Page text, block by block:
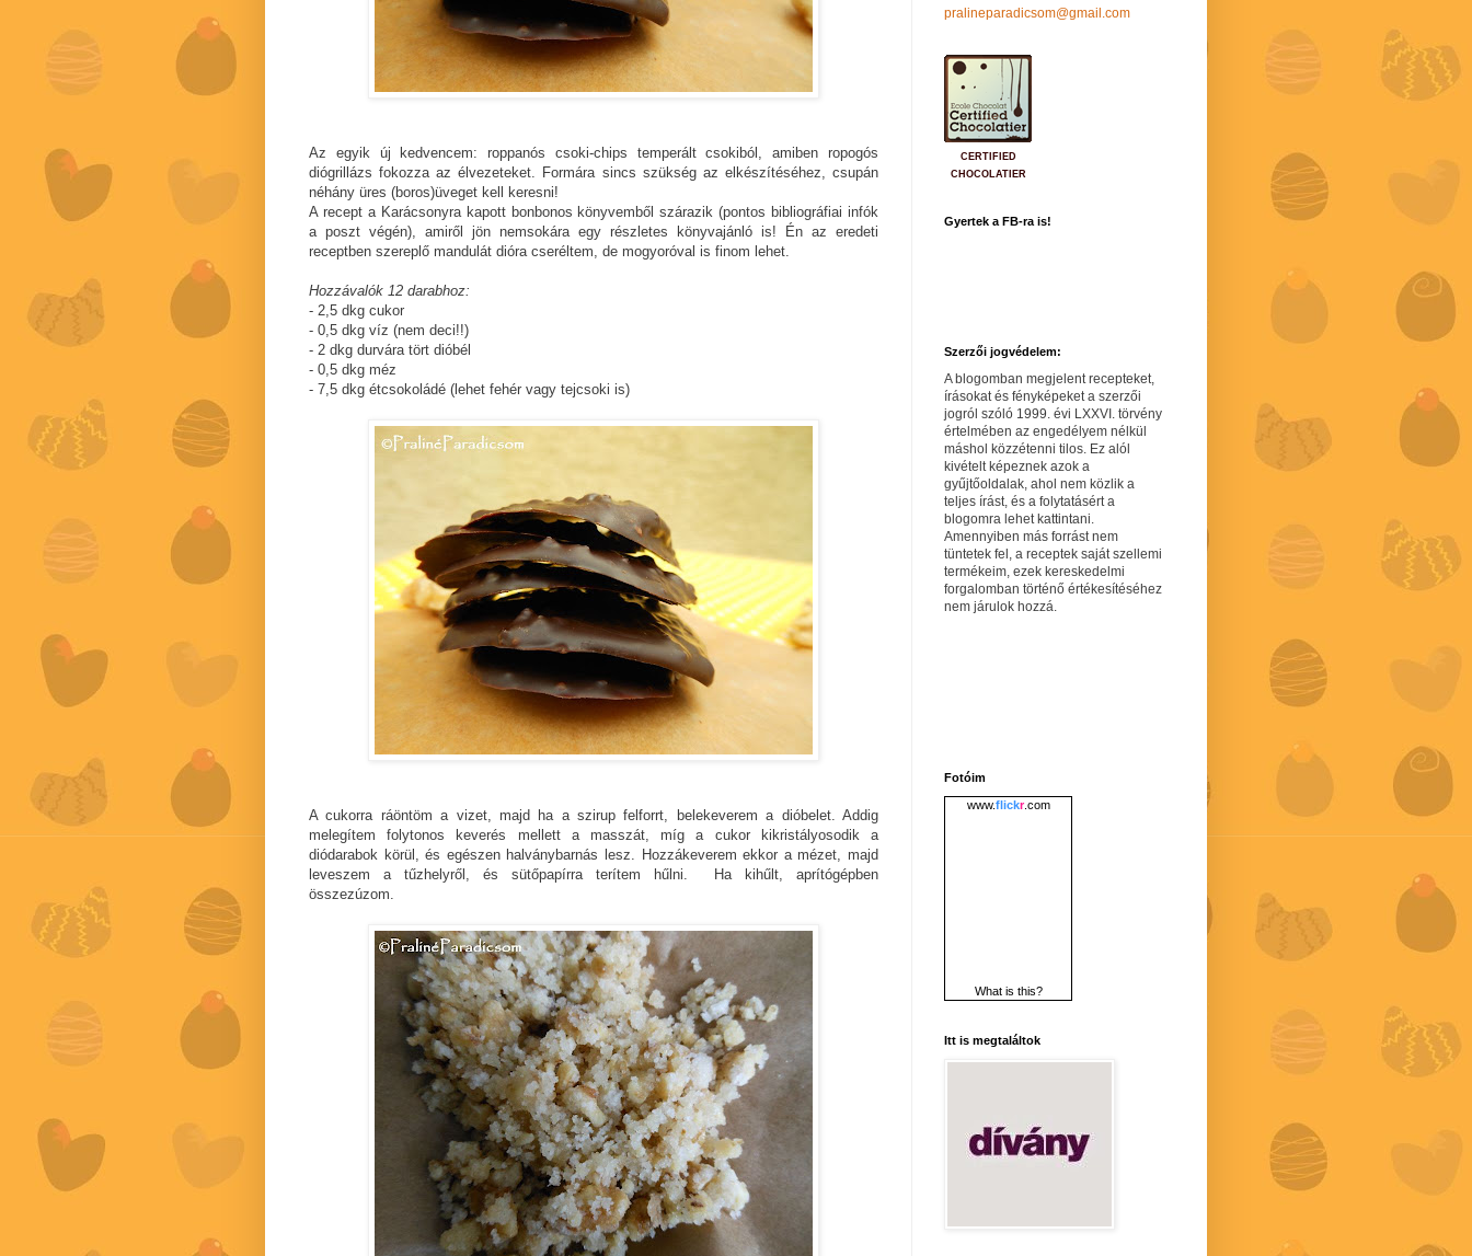
Az egyik új kedvencem: roppanós csoki-chips temperált csokiból, amiben ropogós
diógrillázs fokozza az élvezeteket. Formára sincs szükség az elkészítéséhez, csupán
néhány üres (boros)üveget kell keresni!
A recept a Karácsonyra kapott bonbonos könyvemből szárazik (pontos bibliográfiai infók
a poszt végén), amiről jön nemsokára egy részletes könyvajánló is! Én az eredeti
receptben szereplő mandulát dióra cseréltem, de mogyoróval is finom lehet.
Hozzávalók 12 darabhoz:
- 2,5 dkg cukor
- 0,5 dkg víz (nem deci!!)
- 2 dkg durvára tört dióbél
- 0,5 dkg méz
- 7,5 dkg étcsokoládé (lehet fehér vagy tejcsoki is)
A cukorra ráöntöm a vizet, majd ha a szirup felforrt, belekeverem a dióbelet. Addig
melegítem folytonos keverés mellett a masszát, míg a cukor kikristályosodik a
diódarabok körül, és egészen halványbarnás lesz. Hozzákeverem ekkor a mézet, majd
leveszem a tűzhelyről, és sütőpapírra terítem hűlni. Ha kihűlt, aprítógépben
összezúzom.
pralineparadicsom@gmail.com
CERTIFIED
CHOCOLATIER
Gyertek a FB-ra is!
Szerzői jogvédelem:
A blogomban megjelent recepteket,
írásokat és fényképeket a szerzői
jogról szóló 1999. évi LXXVI. törvény
értelmében az engedélyem nélkül
máshol közzétenni tilos. Ez alól
kivételt képeznek azok a
gyűjtőoldalak, ahol nem közlik a
teljes írást, és a folytatásért a
blogomra lehet kattintani.
Amennyiben más forrást nem
tüntetek fel, a receptek saját szellemi
termékeim, ezek kereskedelmi
forgalomban történő értékesítéséhez
nem járulok hozzá.
Fotóim
www.flickr.com
What is this?
Itt is megtaláltok